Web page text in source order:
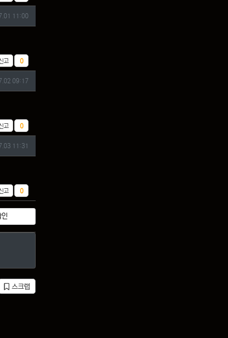
11:00
고 추천
0
09:17
고 추천
0
11:31
고 추천
0
스크랩